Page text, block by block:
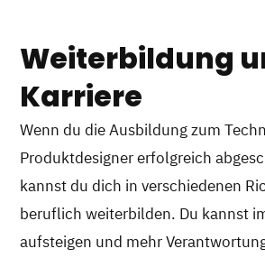
Weiterbildung
Karriere
Wenn du die Ausbildung zum
Produktdesigner erfolgreich
kannst du dich in verschiedenen
beruflich weiterbilden. Du kannst
aufsteigen und mehr